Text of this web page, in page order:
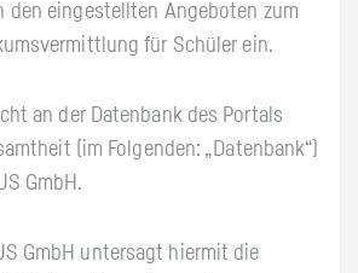
den eingestellten Angeboten zum
für Schüler ein.
an der Datenbank des Portals
(im Folgenden: „Datenbank“)
GmbH.
GmbH untersagt hiermit die